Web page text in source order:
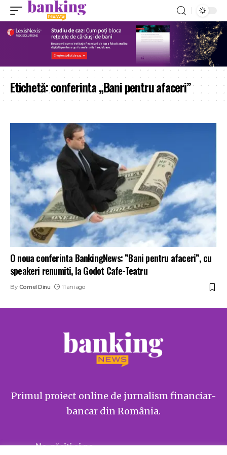
Etichetă:conferinta „Bani pentru afaceri”
O noua conferinta BankingNews: ”Bani pentru afaceri”, cu
speakeri renumiti, la Godot Cafe-Teatru
By Cornel Dinu 11 ani ago
Primul proiect online de jurnalism financiar-
bancar din România.
Ne găsiți și pe